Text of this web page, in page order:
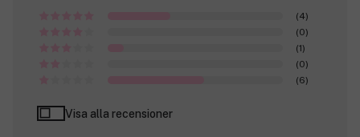
(4)
(0)
(1)
(0)
(6)
Visa alla recensioner